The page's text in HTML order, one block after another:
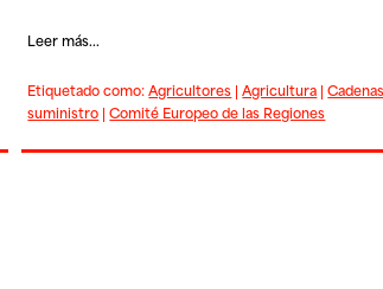
Leer más...
Etiquetado como:Agricultores |Agricultura |
suministro |Comité Europeo de las Regiones